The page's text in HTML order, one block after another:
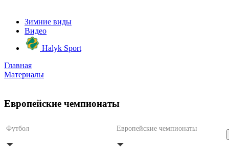
Зимние виды
Видео
Halyk Sport
Главная
Материалы
Европейские чемпионаты
Футбол Европейские чемпионаты